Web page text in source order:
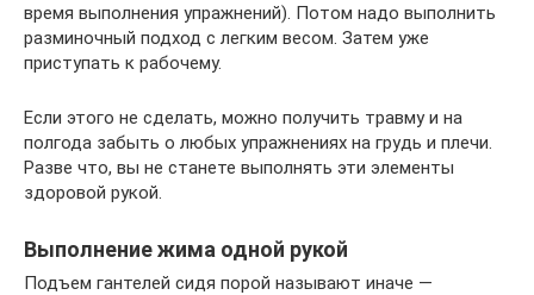
время выполнения упражнений). Потом надо выполнить
разминочный подход с легким весом. Затем уже
приступать к рабочему.
Если этого не сделать, можно получить травму и на
полгода забыть о любых упражнениях на грудь и плечи.
Разве что, вы не станете выполнять эти элементы
здоровой рукой.
Выполнение жима одной рукой
Подъем гантелей сидя порой называют иначе —